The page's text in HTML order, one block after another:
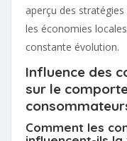
aperçu des
les économies
constante évolution.
Influence des
sur le
Comment les